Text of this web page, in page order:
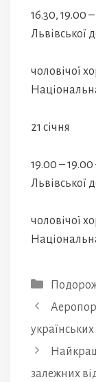
16.30, 19.00
Львівської
чоловічої
21 січня
19.00 –
Львівської
чоловічої
залежних